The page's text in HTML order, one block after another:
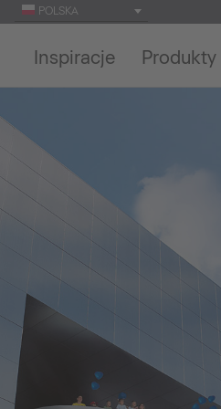
POLSKA
Inspiracje Produkty